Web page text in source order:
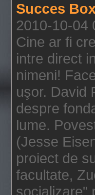
Succes
2010-10-04
Cine ar fi
intre direct
nimeni!
uşor. David
despre
lume.
(Jesse
proiect de
facultate,
socializare"